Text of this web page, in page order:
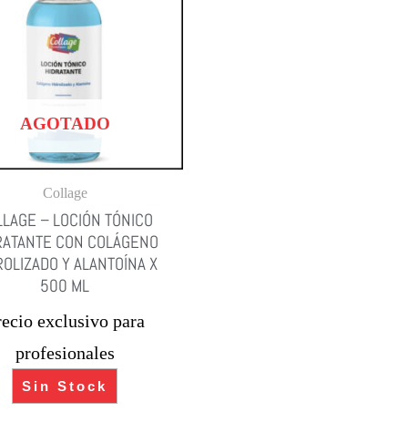
AGOTADO
Collage
– LOCIÓN TÓNICO
CON COLÁGENO
Y ALANTOÍNA X
500 ML
exclusivo para
profesionales
Sin Stock